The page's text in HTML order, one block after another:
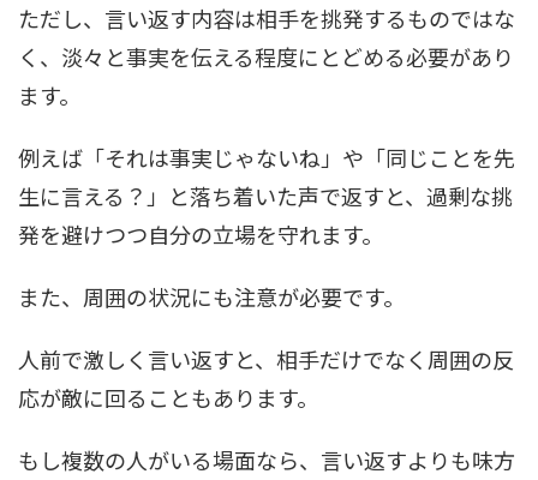
ただし、言い返す内容は相手を挑発するものではな
く、淡々と事実を伝える程度にとどめる必要があり
ます。
例えば「それは事実じゃないね」や「同じことを先
生に言える？」と落ち着いた声で返すと、過剰な挑
発を避けつつ自分の立場を守れます。
また、周囲の状況にも注意が必要です。
人前で激しく言い返すと、相手だけでなく周囲の反
応が敵に回ることもあります。
もし複数の人がいる場面なら、言い返すよりも味方